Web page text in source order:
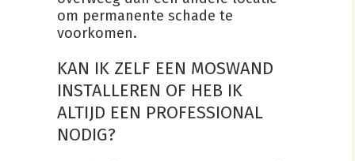
om permanente schade te
voorkomen.
KAN IK ZELF EEN MOSWAND
INSTALLEREN OF HEB IK
ALTIJD EEN PROFESSIONAL
NODIG?